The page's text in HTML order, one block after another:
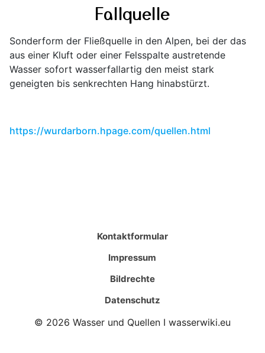
Fallquelle
Sonderform der Fließquelle in den Alpen, bei der das
aus einer Kluft oder einer Felsspalte austretende
Wasser sofort wasserfallartig den meist stark
geneigten bis senkrechten Hang hinabstürzt.
https://wurdarborn.hpage.com/quellen.html
Kontaktformular
Impressum
Bildrechte
Datenschutz
© 2026 Wasser und Quellen I wasserwiki.eu